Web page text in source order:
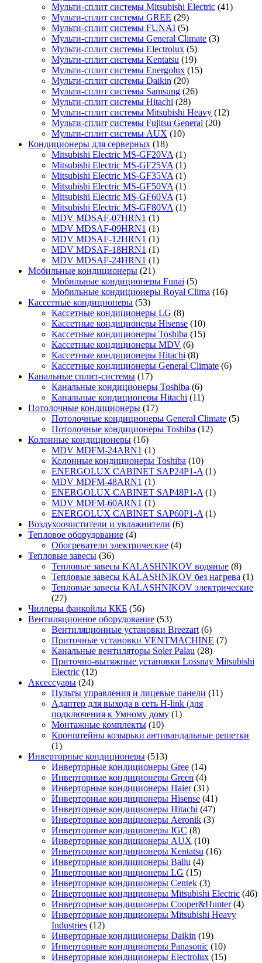
Мульти-сплит системы Mitsubishi Electric (41)
Мульти-сплит системы GREE (29)
Мульти-сплит системы FUNAI (5)
Мульти-сплит системы General Climate (3)
Мульти-сплит системы Electrolux (5)
Мульти-сплит системы Kentatsu (19)
Мульти-сплит системы Energolux (15)
Мульти-сплит системы Daikin (20)
Мульти-сплит системы Samsung (26)
Мульти-сплит системы Hitachi (28)
Мульти-сплит системы Mitsubishi Heavy (12)
Мульти-сплит системы Fujitsu General (20)
Мульти-сплит системы AUX (10)
Кондиционеры для серверных (18)
Mitsubishi Electric MS-GF20VA (1)
Mitsubishi Electric MS-GF25VA (1)
Mitsubishi Electric MS-GF35VA (1)
Mitsubishi Electric MS-GF50VA (1)
Mitsubishi Electric MS-GF60VA (1)
Mitsubishi Electric MS-GF80VA (1)
MDV MDSAF-07HRN1 (1)
MDV MDSAF-09HRN1 (1)
MDV MDSAF-12HRN1 (1)
MDV MDSAF-18HRN1 (1)
MDV MDSAF-24HRN1 (1)
Мобильные кондиционеры (21)
Мобильные кондиционеры Funai (5)
Мобильные кондиционеры Royal Clima (16)
Кассетные кондиционеры (53)
Кассетные кондиционеры LG (8)
Кассетные кондиционеры Hisense (10)
Кассетные кондиционеры Toshiba (15)
Кассетные кондиционеры MDV (6)
Кассетные кондиционеры Hitachi (8)
Кассетные кондиционеры General Climate (6)
Канальные сплит-системы (17)
Канальные кондиционеры Toshiba (6)
Канальные кондиционеры Hitachi (11)
Потолочные кондиционеры (17)
Потолочные кондиционеры General Climate (5)
Потолочные кондиционеры Toshiba (12)
Колонные кондиционеры (16)
MDV MDFM-24ARN1 (1)
Колонные кондиционеры Toshiba (10)
ENERGOLUX CABINET SAP24P1-A (1)
MDV MDFM-48ARN1 (1)
ENERGOLUX CABINET SAP48P1-A (1)
MDV MDFM-60ARN1 (1)
ENERGOLUX CABINET SAP60P1-A (1)
Воздухоочистители и увлажнители (6)
Тепловое оборудование (4)
Обогреватели электрические (4)
Тепловые завесы (36)
Тепловые завесы KALASHNIKOV водяные (8)
Тепловые завесы KALASHNIKOV без нагрева (1)
Тепловые завесы KALASHNIKOV электрические
(27)
Чиллеры фанкойлы ККБ (56)
Вентиляционное оборудование (53)
Вентиляционные установки Breezart (6)
Приточные установки VENTMACHINE (7)
Канальные вентиляторы Soler Palau (28)
Приточно-вытяжные установки Lossnay Mitsubishi
Electric (12)
Аксессуары (24)
Пульты управления и лицевые панели (11)
Адаптер для выхода в сеть H-link (для
подключения к Умному дому (1)
Монтажные комплекты (10)
Кронштейны козырьки антивандальные решетки
(1)
Инверторные кондиционеры (513)
Инверторные кондиционеры Gree (14)
Инверторные кондиционеры Green (4)
Инверторные кондиционеры Haier (31)
Инверторные кондиционеры Hisense (41)
Инверторные кондиционеры Hitachi (47)
Инверторные кондиционеры Aeronik (3)
Инверторные кондиционеры IGC (8)
Инверторные кондиционеры AUX (10)
Инверторные кондиционеры Kentatsu (16)
Инверторные кондиционеры Ballu (4)
Инверторные кондиционеры LG (15)
Инверторные кондиционеры Centek (3)
Инверторные кондиционеры Mitsubishi Electric (46)
Инверторные кондиционеры Cooper&Hunter (4)
Инверторные кондиционеры Mitsubishi Heavy
Industries (12)
Инверторные кондиционеры Daikin (19)
Инверторные кондиционеры Panasonic (10)
Инверторные кондиционеры Electrolux (15)